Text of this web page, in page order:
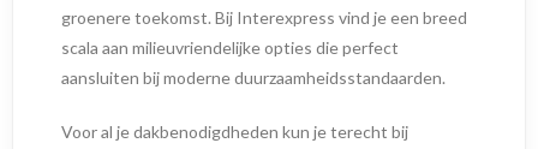
groenere toekomst. Bij Interexpress vind je een breed
scala aan milieuvriendelijke opties die perfect
aansluiten bij moderne duurzaamheidsstandaarden.
Voor al je dakbenodigdheden kun je terecht bij